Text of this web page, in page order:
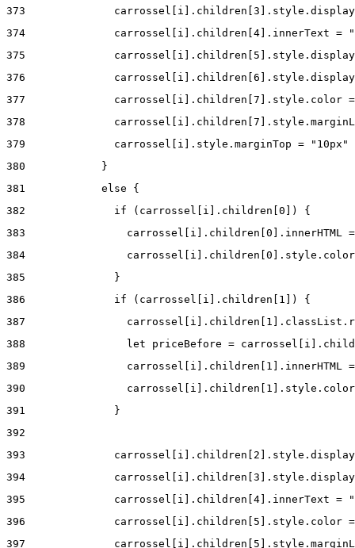
373
374
carrossel[i].children[4].innerText =
375
376
377
carrossel[i].children[7].style.color
378
379
              carrossel[i].style.marginTop = "10px"
380
            }
381
            else {
382
              if (carrossel[i].children[0]) {
383
carrossel[i].children[0].innerHTML
384
385
              }
386
              if (carrossel[i].children[1]) {
387
388
let priceBefore =
389
carrossel[i].children[1].innerHTML
390
391
              }
392
393
394
395
carrossel[i].children[4].innerText =
396
carrossel[i].children[5].style.color
397